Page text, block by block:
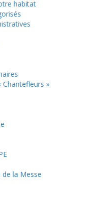
habitat
Chantefleurs »
de la Messe